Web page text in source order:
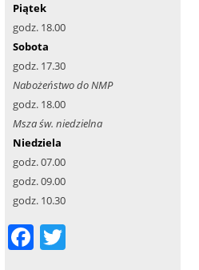
Piątek
godz. 18.00
Sobota
godz. 17.30
Nabożeństwo do NMP
godz. 18.00
Msza św. niedzielna
Niedziela
godz. 07.00
godz. 09.00
godz. 10.30
F